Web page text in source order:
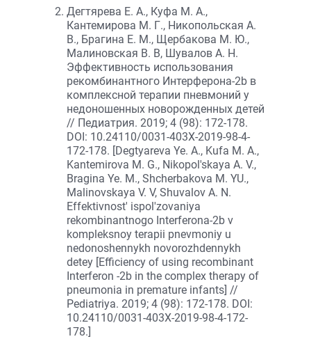
Дегтярева Е. А., Куфа М. А.,
Кантемирова М. Г., Никопольская А.
В., Брагина Е. М., Щербакова М. Ю.,
Малиновская В. В, Шувалов А. Н.
Эффективность использования
рекомбинантного Интерферона-2b в
комплексной терапии пневмоний у
недоношенных новорожденных детей
// Педиатрия. 2019; 4 (98): 172-178.
DOI: 10.24110/0031-403X-2019-98-4-
172-178. [Degtyareva Ye. A., Kufa M. A.,
Kantemirova M. G., Nikopol'skaya A. V.,
Bragina Ye. M., Shcherbakova M. YU.,
Malinovskaya V. V, Shuvalov A. N.
Effektivnost' ispol'zovaniya
rekombinantnogo Interferona-2b v
kompleksnoy terapii pnevmoniy u
nedonoshennykh novorozhdennykh
detey [Efficiency of using recombinant
Interferon -2b in the complex therapy of
pneumonia in premature infants] //
Pediatriya. 2019; 4 (98): 172-178. DOI:
10.24110/0031-403X-2019-98-4-172-
178.]